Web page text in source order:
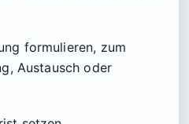
formulieren, zum
Austausch oder